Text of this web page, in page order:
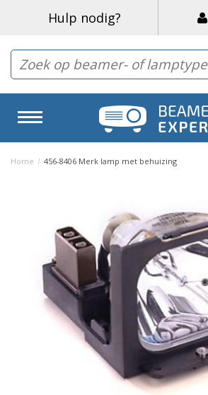
Hulp nodig?
Home / 456-8406 Merk lamp met behuizing